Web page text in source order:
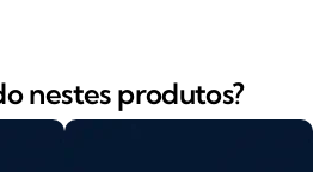
nestes produtos?